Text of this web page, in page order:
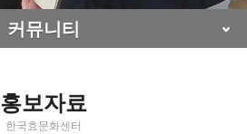
커뮤니티
홍보자료
한국효문화센터